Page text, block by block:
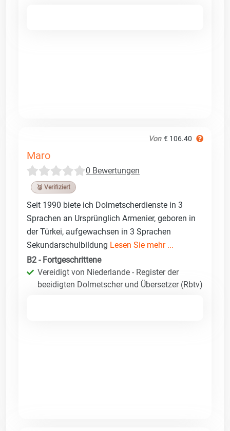
Von € 106.40
Maro
0 Bewertungen
🥉 Verifiziert
Seit 1990 biete ich Dolmetscherdienste in 3
Sprachen an Ursprünglich Armenier, geboren in
der Türkei, aufgewachsen in 3 Sprachen
Sekundarschulbildung Lesen Sie mehr ...
B2 - Fortgeschrittene
Vereidigt von Niederlande - Register der
beeidigten Dolmetscher und Übersetzer (Rbtv)